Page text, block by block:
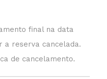
final na data
a reserva cancelada.
de cancelamento.